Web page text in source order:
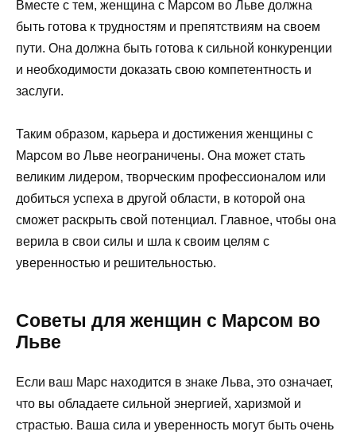
Вместе с тем, женщина с Марсом во Льве должна
быть готова к трудностям и препятствиям на своем
пути. Она должна быть готова к сильной конкуренции
и необходимости доказать свою компетентность и
заслуги.
Таким образом, карьера и достижения женщины с
Марсом во Льве неограничены. Она может стать
великим лидером, творческим профессионалом или
добиться успеха в другой области, в которой она
сможет раскрыть свой потенциал. Главное, чтобы она
верила в свои силы и шла к своим целям с
уверенностью и решительностью.
Советы для женщин с Марсом во
Льве
Если ваш Марс находится в знаке Льва, это означает,
что вы обладаете сильной энергией, харизмой и
страстью. Ваша сила и уверенность могут быть очень